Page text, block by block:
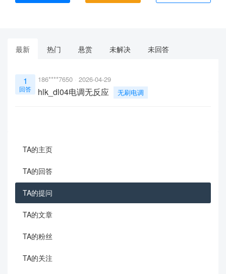
最新 热门 悬赏 未解决 未回答
1
回答
186****7650 2026-04-29
hlk_dl04电调无反应 无刷电调
TA的主页
TA的回答
TA的提问
TA的文章
TA的粉丝
TA的关注